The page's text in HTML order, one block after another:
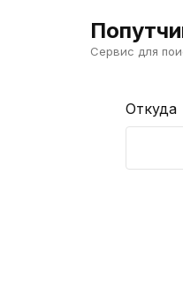
Сервис для
Откуда